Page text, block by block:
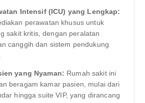
Intensif (ICU) yang Lengkap:
perawatan khusus untuk
sakit kritis, dengan peralatan
canggih dan sistem pendukung
yang Nyaman: Rumah sakit ini
beragam kamar pasien, mulai dari
hingga suite VIP, yang dirancang